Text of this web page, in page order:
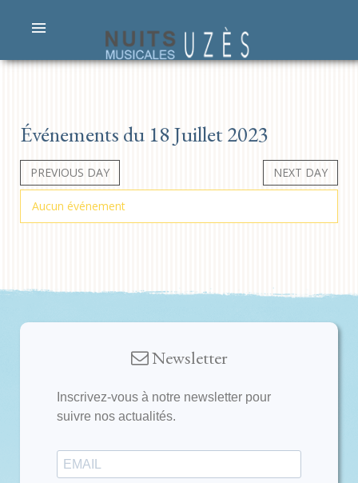
Événements du 18 Juillet 2023
PREVIOUS DAY NEXT DAY
Aucun événement
Newsletter
Inscrivez-vous à notre newsletter pour
suivre nos actualités.